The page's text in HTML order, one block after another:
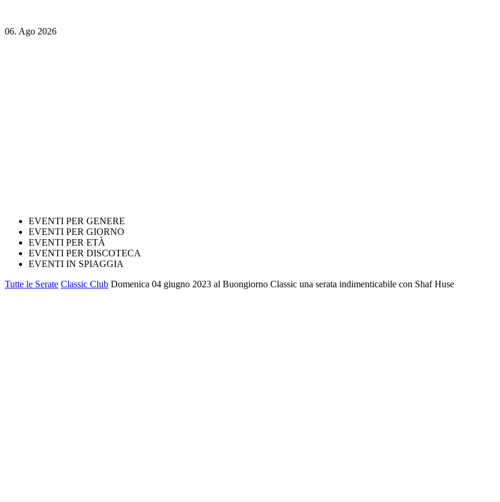
06. Ago 2026
EVENTI PER GENERE
EVENTI PER GIORNO
EVENTI PER ETÀ
EVENTI PER DISCOTECA
EVENTI IN SPIAGGIA
Tutte le Serate Classic Club Domenica 04 giugno 2023 al Buongiorno Classic una serata indimenticabile con Shaf Huse